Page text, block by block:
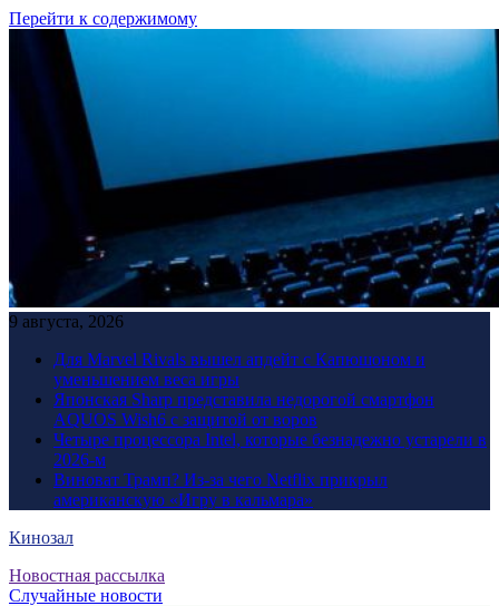
Перейти к содержимому
9 августа, 2026
Для Marvel Rivals вышел апдейт с Капюшоном и
уменьшением веса игры
Японская Sharp представила недорогой смартфон
AQUOS Wish6 с защитой от воров
Четыре процессора Intel, которые безнадежно устарели в
2026-м
Виноват Трамп? Из-за чего Netflix прикрыл
американскую «Игру в кальмара»
Кинозал
Новостная рассылка
Случайные новости